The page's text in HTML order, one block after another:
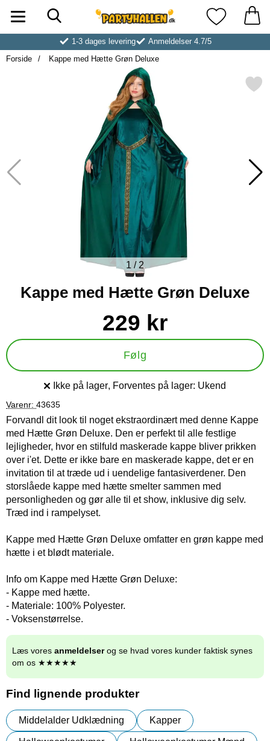
Startside for Partyhallen AB Mine
1-3 dages levering
Anmeldelser 4.7/5
Forside
Kappe med Hætte Grøn Deluxe
Markér kappe med Hætte
1 / 2
Kappe med Hætte Grøn Deluxe
Køb dette produkt Kappe med Hætte Grøn Deluxe
pris
229 kr
Følg
Produkttilgængelighed:
Ikke på lager, Forventes på lager: Ukend
Varenr: 43635
Forvandl dit look til noget ekstraordinært med denne Kappe
med Hætte Grøn Deluxe. Den er perfekt til alle festlige
lejligheder, hvor en stilfuld maskerade kappe bliver prikken
over i'et. Dette er ikke bare en maskerade kappe, det er en
invitation til at træde ud i uendelige fantasiverdener. Den
storslåede kappe med hætte smelter sammen med
personligheden og gør alle til et show, inklusive dig selv.
Træd ind i rampelyset.
Kappe med Hætte Grøn Deluxe omfatter en grøn kappe med
hætte i et blødt materiale.
Info om Kappe med Hætte Grøn Deluxe:
- Kappe med hætte.
- Materiale: 100% Polyester.
- Voksenstørrelse.
Læs vores anmeldelserog se hvad vores kunder faktisk synes
om os ★★★★★
Find lignende produkter
Middelalder Udklædning Kapper